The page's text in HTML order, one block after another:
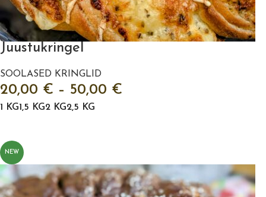
Juustukringel
SOOLASED KRINGLID
20,00 € – 50,00 €
1 KG1,5 KG2 KG2,5 KG
NEW